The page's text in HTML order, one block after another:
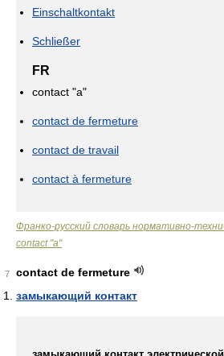
Einschaltkontakt
Schließer
FR
contact "a"
contact de fermeture
contact de travail
contact à fermeture
Франко-русский словарь нормативно-
contact "a"
7
contact de fermeture
замыкающий контакт